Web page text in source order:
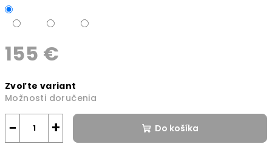
155 €
cena:
Zvoľte variant
Možnosti doručenia
+
− Do košíka